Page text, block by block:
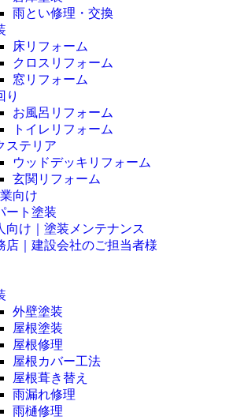
雨とい修理・交換
床リフォーム
クロスリフォーム
窓リフォーム
り
お風呂リフォーム
トイレリフォーム
ステリア
ウッドデッキリフォーム
玄関リフォーム
向け
ート塗装
向け｜塗装メンテナンス
店｜建設会社のご担当者様
外壁塗装
屋根塗装
屋根修理
屋根カバー工法
屋根葺き替え
雨漏れ修理
雨樋修理